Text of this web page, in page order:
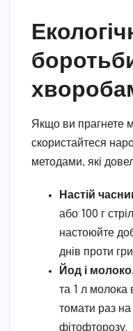
Якщо ви прагнете
скористайтеся
методами, які
Настій
або 100 г
настоюйте
днів проти
Йод і
та 1 л молока
томати раз на
фітофторозу.